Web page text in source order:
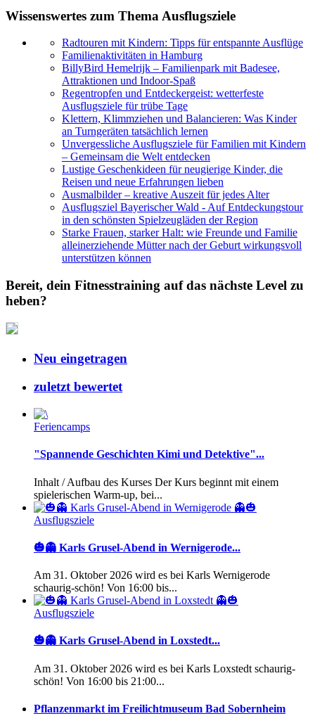
Wissenswertes zum Thema Ausflugsziele
Radtouren mit Kindern: Tipps für entspannte Ausflüge
Familienaktivitäten in Hamburg
BillyBird Hemelrijk – Familienpark mit Badesee,
Attraktionen und Indoor-Spaß
Regentropfen und Entdeckergeist: wetterfeste
Ausflugsziele für trübe Tage
Klettern, Klimmziehen und Balancieren: Was Kinder
an Turngeräten tatsächlich lernen
Unvergessliche Ausflugsziele für Familien mit Kindern
– Gemeinsam die Welt entdecken
Lustige Geschenkideen für neugierige Kinder, die
Reisen und neue Erfahrungen lieben
Ausmalbilder – kreative Auszeit für jedes Alter
Ausflugsziel Bayerischer Wald - Auf Entdeckungstour
in den schönsten Spielzeugläden der Region
Starke Frauen, starker Halt: wie Freunde und Familie
alleinerziehende Mütter nach der Geburt wirkungsvoll
unterstützen können
Bereit, dein Fitnesstraining auf das nächste Level zu
heben?
Neu eingetragen
zuletzt bewertet
Feriencamps
"Spannende Geschichten Kimi und Detektive"...
Inhalt / Aufbau des Kurses Der Kurs beginnt mit einem
spielerischen Warm-up, bei...
Ausflugsziele
🎃👻 Karls Grusel-Abend in Wernigerode...
Am 31. Oktober 2026 wird es bei Karls Wernigerode
schaurig-schön! Von 16:00 bis...
Ausflugsziele
🎃👻 Karls Grusel-Abend in Loxstedt...
Am 31. Oktober 2026 wird es bei Karls Loxstedt schaurig-
schön! Von 16:00 bis 21:00...
Pflanzenmarkt im Freilichtmuseum Bad Sobernheim